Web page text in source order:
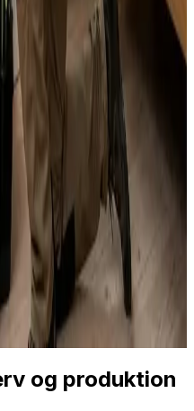
og produktion